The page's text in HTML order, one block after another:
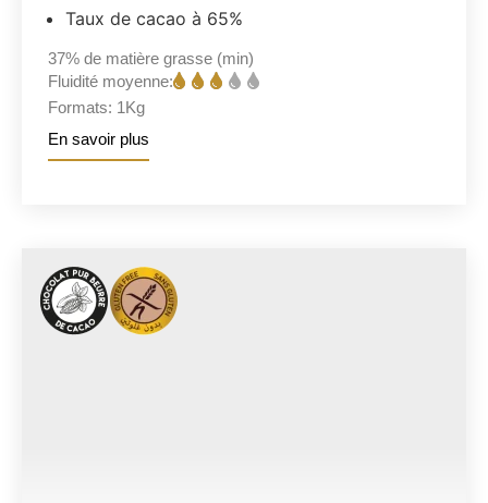
Taux de cacao à 65%
37% de matière grasse (min)
Fluidité moyenne:
Formats: 1Kg
En savoir plus